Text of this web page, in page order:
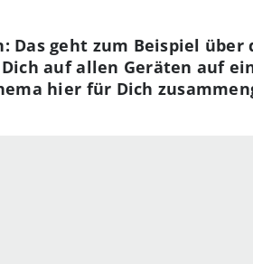
geht zum Beispiel über
auf allen Geräten auf
hier für Dich